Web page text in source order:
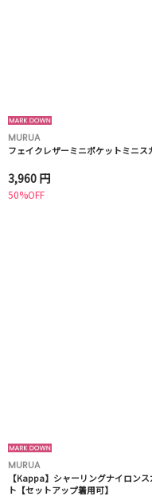
MURUA
フェイクレザーミニポケットミニス
3,960 円
50%OFF
MURUA
【Kappa】シャーリングナイロンス
ト【セットアップ着用可】